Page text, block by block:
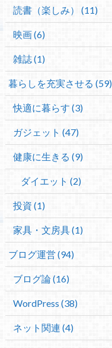
読書（楽しみ） (11)
映画 (6)
雑誌 (1)
暮らしを充実させる (59)
快適に暮らす (3)
ガジェット (47)
健康に生きる (9)
ダイエット (2)
投資 (1)
家具・文房具 (1)
ブログ運営 (94)
ブログ論 (16)
WordPress (38)
ネット関連 (4)